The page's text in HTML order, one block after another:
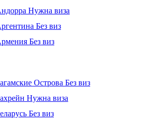
Нужна виза
Без виз
Без виз
Острова Без виз
Нужна виза
Без виз